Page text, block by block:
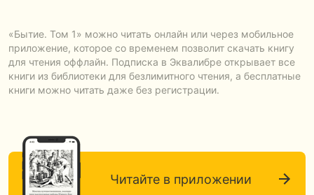
«Бытие. Том 1» можно читать онлайн или через мобильное
приложение, которое со временем позволит скачать книгу
для чтения оффлайн. Подписка в Эквалибре открывает все
книги из библиотеки для безлимитного чтения, а бесплатные
книги можно читать даже без регистрации.
Читайте в приложении